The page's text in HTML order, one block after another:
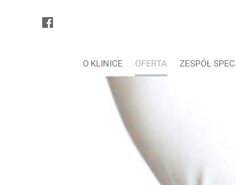
O KLINICE OFERTA ZESPÓŁ